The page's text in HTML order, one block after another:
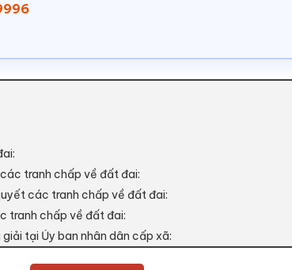
tranh chấp về đất đai:
các tranh chấp về đất đai:
tranh chấp về đất đai:
tại Ủy ban nhân dân cấp xã: